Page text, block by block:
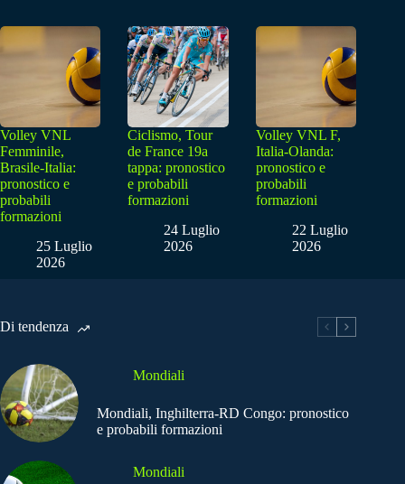
Volley VNL
Femminile,
Brasile-Italia:
pronostico e
probabili
formazioni
25 Luglio
2026
Ciclismo, Tour
de France 19a
tappa: pronostico
e probabili
formazioni
24 Luglio
2026
Volley VNL F,
Italia-Olanda:
pronostico e
probabili
formazioni
22 Luglio
2026
Di tendenza
Mondiali
Mondiali, Inghilterra-RD Congo: pronostico
e probabili formazioni
Mondiali